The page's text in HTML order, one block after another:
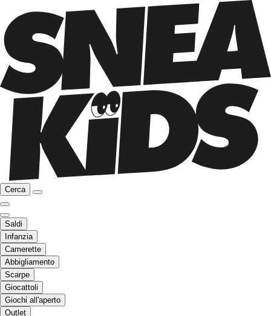
Cerca
Saldi
Infanzia
Camerette
Abbigliamento
Scarpe
Giocattoli
Giochi all'aperto
Outlet